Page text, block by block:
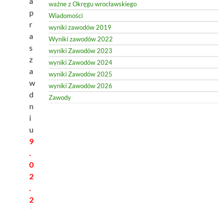
p
r
a
s
z
a
w
d
n
i
u
9
.
0
2
.
2
ważne z Okręgu wrocławskiego
Wiadomości
wyniki zawodów 2019
Wyniki zawodów 2022
wyniki Zawodów 2023
wyniki Zawodów 2024
wyniki Zawodów 2025
wyniki Zawodów 2026
Zawody